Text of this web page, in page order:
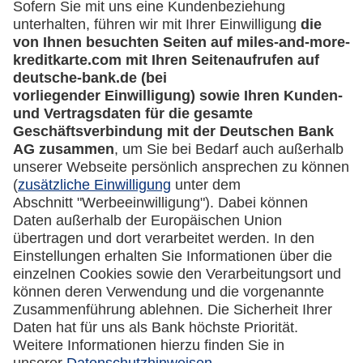
Kreditkarten-Banking
miles-and-more.com
lufthansa.com
Rechtliches
Impressum
Datenschutz
Cookie Einstellungen
Vertrag widerrufen